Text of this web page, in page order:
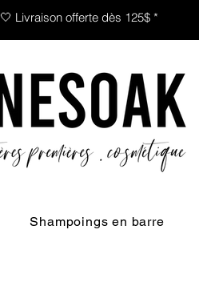
🤍 Livraison offerte dès 125$ *
Shampoings en barre